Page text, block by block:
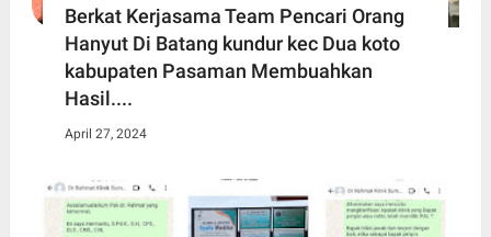
Berkat Kerjasama Team Pencari Orang
Hanyut Di Batang kundur kec Dua koto
kabupaten Pasaman Membuahkan
Hasil....
April 27, 2024